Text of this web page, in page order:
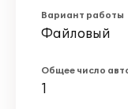
Вариант работы
Файловый
Общее число
1